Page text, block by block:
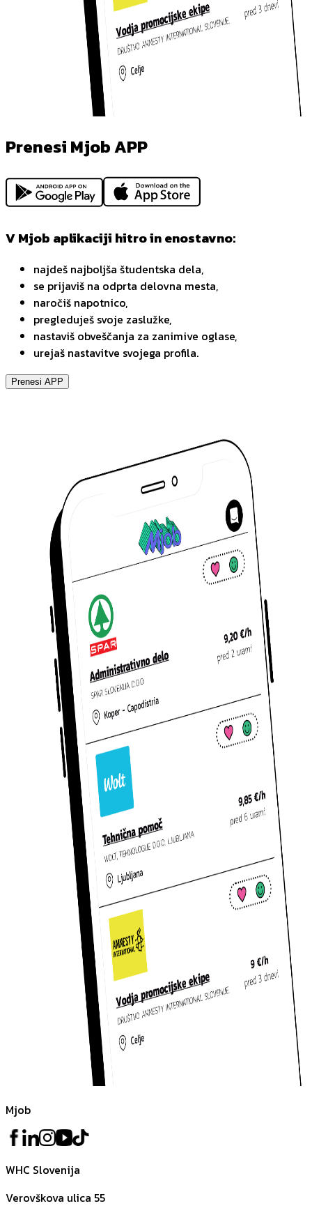
Prenesi Mjob APP
V Mjob aplikaciji hitro in enostavno:
najdeš najboljša študentska dela,
se prijaviš na odprta delovna mesta,
naročiš napotnico,
pregleduješ svoje zaslužke,
nastaviš obveščanja za zanimive oglase,
urejaš nastavitve svojega profila.
Prenesi APP
Mjob
WHC Slovenija
Verovškova ulica 55